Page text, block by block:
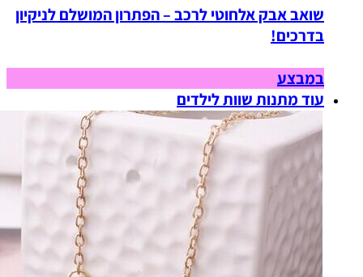
שואב אבק אלחוטי לרכב – הפתרון המושלם לניקיון
בדרכים!
במבצע
עוד מתנות שוות לילדים